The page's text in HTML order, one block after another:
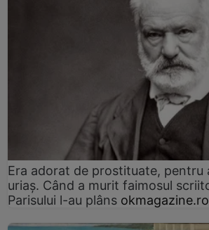
Era adorat de prostituate, pentru
uriaș. Când a murit faimosul
Parisului l-au plâns okmagazine.ro